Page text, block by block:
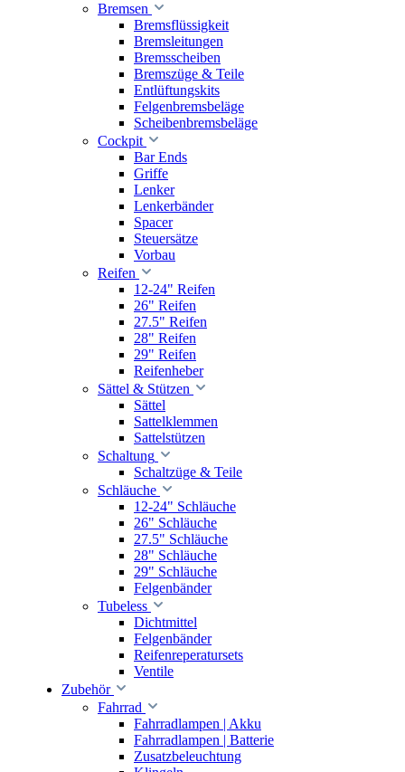
Bremsen
Bremsflüssigkeit
Bremsleitungen
Bremsscheiben
Bremszüge & Teile
Entlüftungskits
Felgenbremsbeläge
Scheibenbremsbeläge
Cockpit
Bar Ends
Griffe
Lenker
Lenkerbänder
Spacer
Steuersätze
Vorbau
Reifen
12-24" Reifen
26" Reifen
27.5" Reifen
28" Reifen
29" Reifen
Reifenheber
Sättel & Stützen
Sättel
Sattelklemmen
Sattelstützen
Schaltung
Schaltzüge & Teile
Schläuche
12-24" Schläuche
26" Schläuche
27.5" Schläuche
28" Schläuche
29" Schläuche
Felgenbänder
Tubeless
Dichtmittel
Felgenbänder
Reifenreperatursets
Ventile
Zubehör
Fahrrad
Fahrradlampen | Akku
Fahrradlampen | Batterie
Zusatzbeleuchtung